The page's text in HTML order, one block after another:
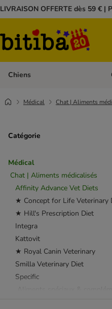
LIVRAISON OFFERTE dès 59 € |
Chiens
Médical Chat | Aliments
Catégorie
Médical
Chat | Aliments médicalisés
Affinity Advance Vet Diets
★ Concept for Life Veterinary
★ Hill's Prescription Diet
Integra
Kattovit
★ Royal Canin Veterinary
Smilla Veterinary Diet
Specific